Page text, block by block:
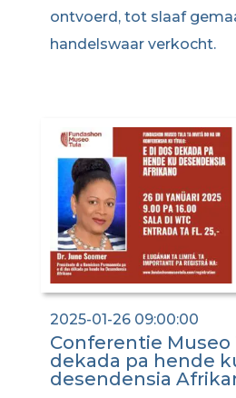
ontvoerd, tot slaaf
handelswaar verkocht.
2025-01-26 09:00:00
Conferentie Museo
dekada pa hende
desendensia